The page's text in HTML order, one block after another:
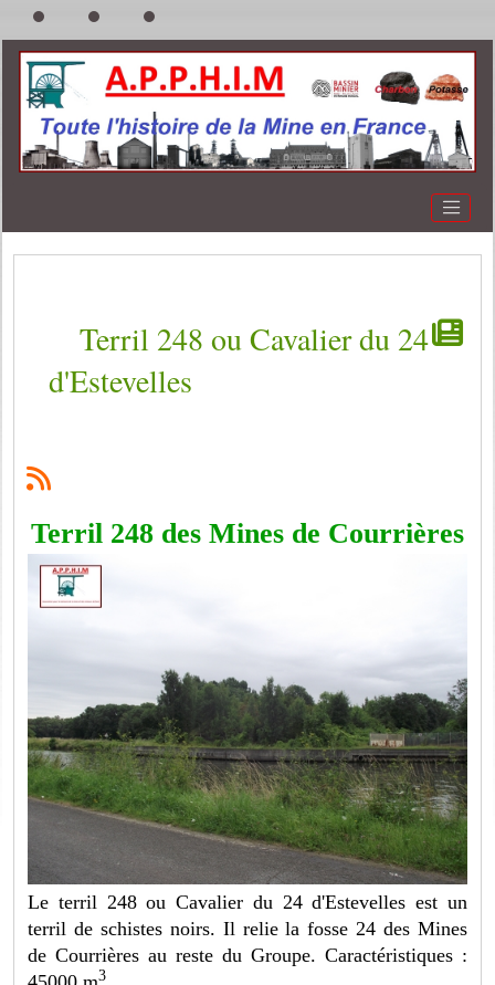
Terril 248 ou Cavalier du 24
d'Estevelles
Terril 248 des Mines de Courrières
Le terril 248 ou Cavalier du 24 d'Estevelles est un
terril de schistes noirs. Il relie la fosse 24 des Mines
de Courrières au reste du Groupe. Caractéristiques :
3